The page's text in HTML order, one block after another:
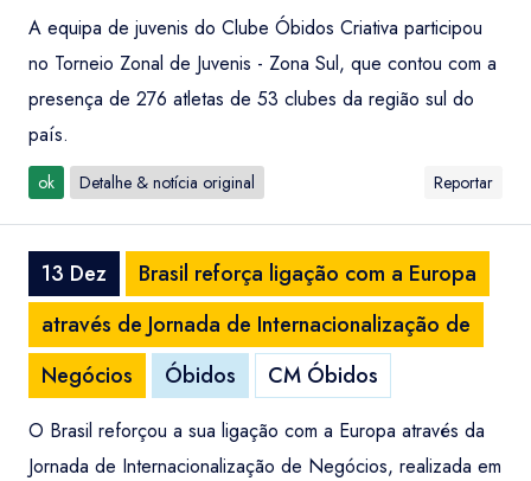
A equipa de juvenis do Clube Óbidos Criativa participou
no Torneio Zonal de Juvenis - Zona Sul, que contou com a
presença de 276 atletas de 53 clubes da região sul do
país.
ok Detalhe & notícia original Reportar
13 Dez
Brasil reforça ligação com a Europa
através de Jornada de Internacionalização de
Negócios
Óbidos CM Óbidos
O Brasil reforçou a sua ligação com a Europa através da
Jornada de Internacionalização de Negócios, realizada em